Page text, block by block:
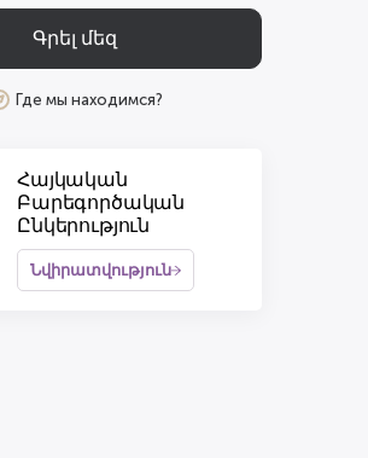
Գրել մեզ
Где мы находимся?
Հայկական
Բարեգործական
Ընկերություն
Նվիրատվություն